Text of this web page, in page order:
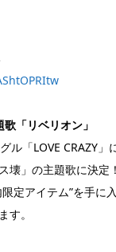
「リベリオン」
ル「LOVE CRAZY
壊」の主題歌に決定
定アイテム”を手に
す。